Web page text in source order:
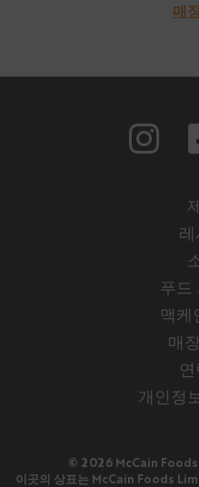
매
레
푸드
맥케
매
개인정
© 2026 McCain
이곳의 상표는 McCain Foods